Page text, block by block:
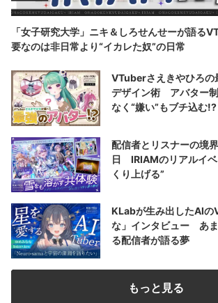
「女子研究大学」ニキ＆しろせんせーが語
要なのは非日常より“イカレた奴”の日常
VTuberさえきやひろの
デザイン術 アバター
なく“嫌い”もブチ込む!?
配信者とリスナーの境
日 IRIAMのリアルイベ
くり上げる”
KLabが生み出したAI
な」インタビュー あ
る配信者が語る夢
もっと見る